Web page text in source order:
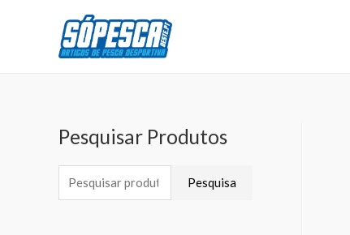
Pesquisar Produtos
Pesquisa